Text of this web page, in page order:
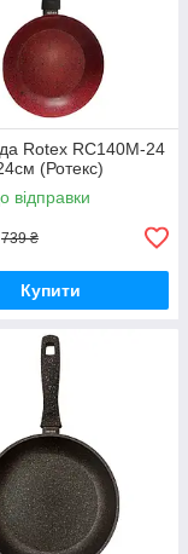
Rotex RC140M-24
(Ротекс)
відправки
739 ₴
Купити